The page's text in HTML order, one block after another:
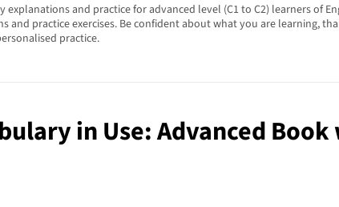
and practice for advanced level (C1 to C2) learners of
practice exercises. Be confident about what you are learning,
practice.
in Use: Advanced